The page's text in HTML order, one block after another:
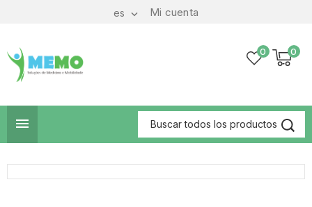
Mi cuenta
es 
0
0
